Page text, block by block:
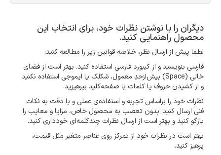
دیگران را با نوشتن نظرات خود، برای انتخاب این
محصول راهنمایی کنید.
لطفا پیش از ارسال نظر، خلاصه قوانین زیر را مطالعه کنید:
فارسی بنویسید و از کیبورد فارسی استفاده کنید. بهتر است از فضای
خالی (Space) بیش‌از‌حدِ معمول، شکلک یا ایموجی استفاده نکنید
و از کشیدن حروف یا کلمات با صفحه‌کلید بپرهیزید.
نظرات خود را براساس تجربه و استفاده‌ی عملی و با دقت به نکات
فنی ارسال کنید؛ بدون تعصب به محصول خاص، مزایا و معایب را
بازگو کنید و بهتر است از ارسال نظرات چندکلمه‌‌ای خودداری کنید.
بهتر است در نظرات خود از تمرکز روی عناصر متغیر مثل قیمت،
پرهیز کنید.